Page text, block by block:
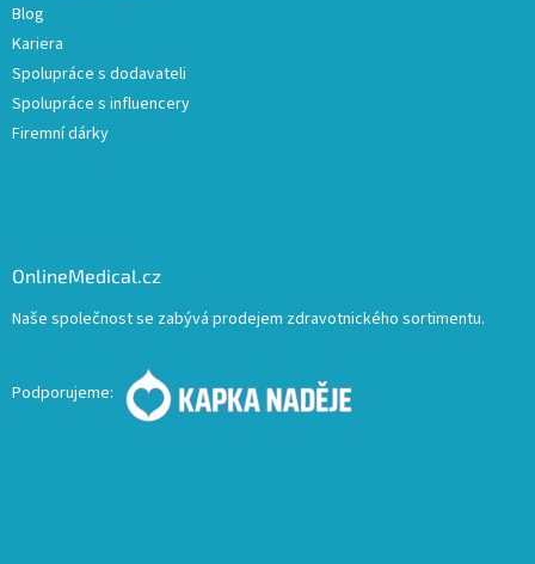
Blog
Kariera
Spolupráce s dodavateli
Spolupráce s influencery
Firemní dárky
OnlineMedical.cz
Naše společnost se zabývá prodejem zdravotnického sortimentu.
Podporujeme: